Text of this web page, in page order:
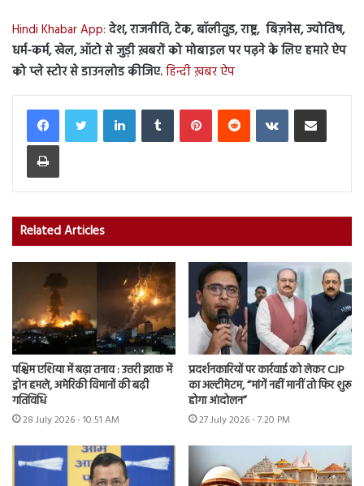
Hindi Khabar App: देश, राजनीति, टेक, बॉलीवुड, राष्ट्र, बिज़नेस, ज्योतिष,
धर्म-कर्म, खेल, ऑटो से जुड़ी ख़बरों को मोबाइल पर पढ़ने के लिए हमारे ऐप
को प्ले स्टोर से डाउनलोड कीजिए.हिन्दी ख़बर ऐप
LinkedInTumblr PinterestReddit VKontakteShare via Email
Print
Related Articles
पश्चिम एशिया में बढ़ा तनाव : उत्तरी इराक में
ड्रोन हमले, अमेरिकी विमानों की बढ़ी
गतिविधि
28 July 2026 - 10:51 AM
प्रदर्शनकारियों पर कार्रवाई को लेकर CJP
का अल्टीमेटम, “मांगें नहीं मानीं तो फिर शुरू
होगा आंदोलन”
27 July 2026 - 7:20 PM